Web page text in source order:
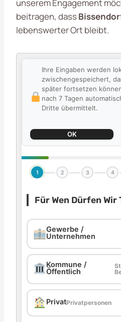
unserem Engagement
beitragen, dass
lebenswerter Ort bleibt.
Ihre Eingaben werden
zwischengespeichert,
später fortsetzen
nach 7 Tagen
Dritte übermittelt.
OK
1 2 3 4
Für Wen Dürfen Wir
Gewerbe /
Unternehmen
Kommune /
Öffentlich
PrivatPrivatpersonen